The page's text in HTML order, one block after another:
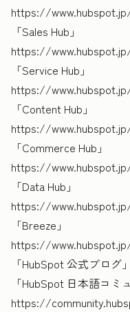
https://
「Sales Hub」
https://
「Service Hub」
https://
「Content Hub」
https://
「Commerce Hub
https://
「Data Hub」
https://
「Breeze」
https://
「HubSpot 公式ブ
「HubSpot 日本語コミ
https://